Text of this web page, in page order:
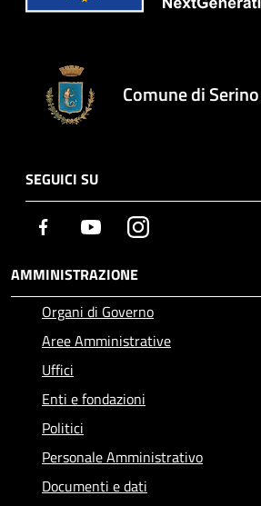
Comune di Serino
SEGUICI SU
Facebook YoutubeInstagram
AMMINISTRAZIONE
Organi di Governo
Aree Amministrative
Uffici
Enti e fondazioni
Politici
Personale Amministrativo
Documenti e dati